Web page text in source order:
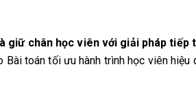
giữ chân học viên với giải pháp tiếp
toán tối ưu hành trình học viên